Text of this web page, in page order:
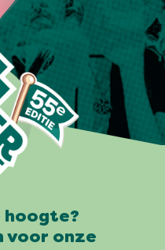
hoogte?
voor onze